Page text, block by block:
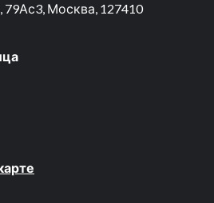
Москва, 127410